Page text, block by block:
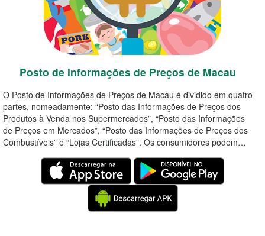
Posto de Informações de Preços de Macau
O Posto de Informações de Preços de Macau é dividido em quatro
partes, nomeadamente: “Posto das Informações de Preços dos
Produtos à Venda nos Supermercados”, “Posto das Informações
de Preços em Mercados”, “Posto das Informações de Preços dos
Combustíveis” e “Lojas Certificadas”. Os consumidores podem…